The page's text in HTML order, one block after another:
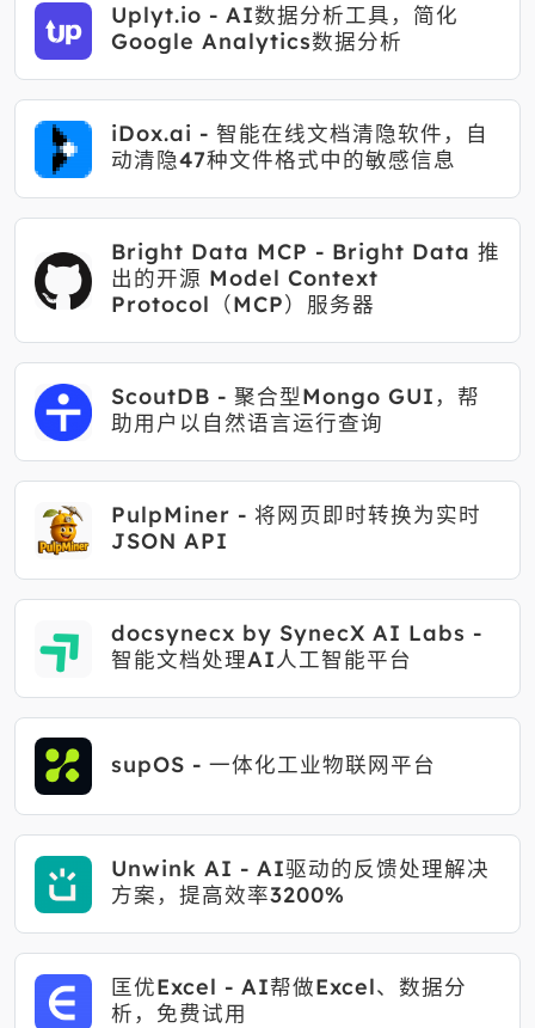
Uplyt.io - AI数据分析工具，简化
Google Analytics数据分析
iDox.ai - 智能在线文档清隐软件，自
动清隐47种文件格式中的敏感信息
Bright Data MCP - Bright Data 推
出的开源 Model Context
Protocol（MCP）服务器
ScoutDB - 聚合型Mongo GUI，帮
助用户以自然语言运行查询
PulpMiner - 将网页即时转换为实时
JSON API
docsynecx by SynecX AI Labs -
智能文档处理AI人工智能平台
supOS - 一体化工业物联网平台
Unwink AI - AI驱动的反馈处理解决
方案，提高效率3200%
匡优Excel - AI帮做Excel、数据分
析，免费试用